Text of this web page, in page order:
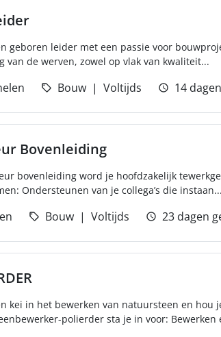
geboren leider met een passie voor
van de werven, zowel op vlak van kwaliteit...
Bouw Voltijds 14
Bovenleiding
bovenleiding word je hoofdzakelijk
Ondersteunen van je collega’s die instaan...
Bouw Voltijds 23 dagen
kei in het bewerken van natuursteen en hou
polierder sta je in voor: Bewerken